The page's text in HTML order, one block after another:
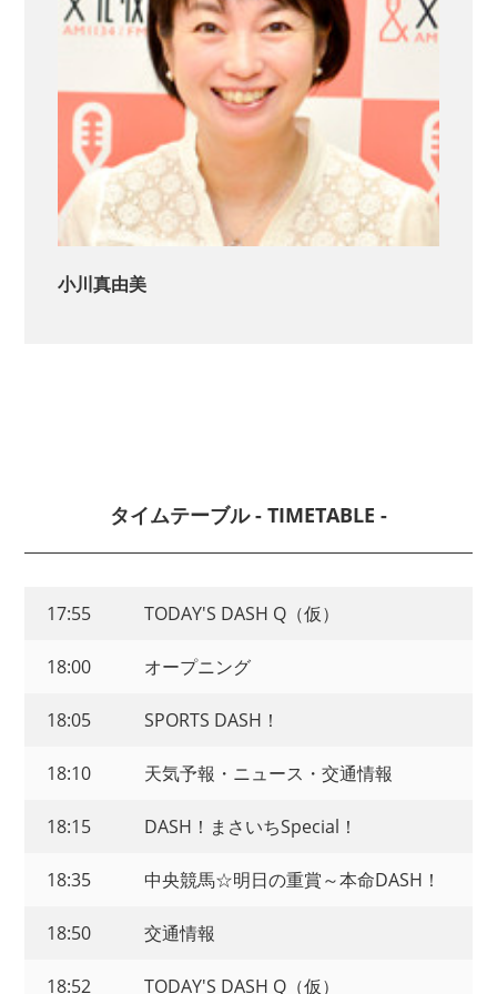
小川真由美
タイムテーブル - TIMETABLE -
17:55 TODAY'S DASH Q（仮）
18:00 オープニング
18:05 SPORTS DASH！
18:10 天気予報・ニュース・交通情報
18:15 DASH！まさいちSpecial！
18:35 中央競馬☆明日の重賞～本命DASH！
18:50 交通情報
18:52 TODAY'S DASH Q（仮）